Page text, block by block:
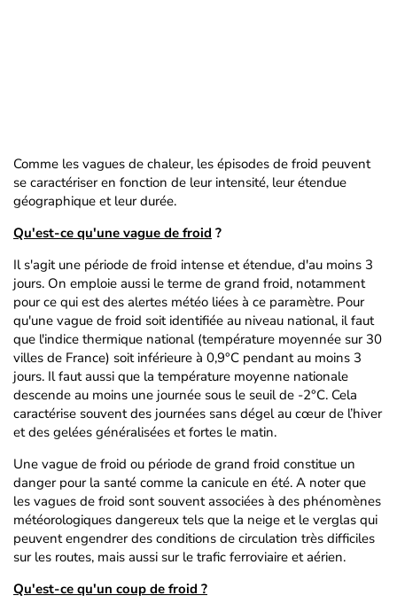
Comme les vagues de chaleur, les épisodes de froid peuvent
se caractériser en fonction de leur intensité, leur étendue
géographique et leur durée.
Qu'est-ce qu'une vague de froid ?
Il s'agit une période de froid intense et étendue, d'au moins 3
jours. On emploie aussi le terme de grand froid, notamment
pour ce qui est des alertes météo liées à ce paramètre. Pour
qu'une vague de froid soit identifiée au niveau national, il faut
que l'indice thermique national (température moyennée sur 30
villes de France) soit inférieure à 0,9°C pendant au moins 3
jours. Il faut aussi que la température moyenne nationale
descende au moins une journée sous le seuil de -2°C. Cela
caractérise souvent des journées sans dégel au cœur de l’hiver
et des gelées généralisées et fortes le matin.
Une vague de froid ou période de grand froid constitue un
danger pour la santé comme la canicule en été. A noter que
les vagues de froid sont souvent associées à des phénomènes
météorologiques dangereux tels que la neige et le verglas qui
peuvent engendrer des conditions de circulation très difficiles
sur les routes, mais aussi sur le trafic ferroviaire et aérien.
Qu'est-ce qu'un coup de froid ?